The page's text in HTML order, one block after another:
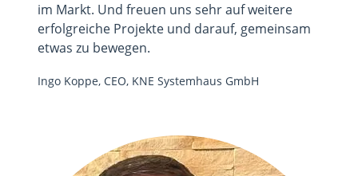
im Markt. Und freuen uns sehr auf weitere
erfolgreiche Projekte und darauf, gemeinsam
etwas zu bewegen.
Ingo Koppe, CEO, KNE Systemhaus GmbH